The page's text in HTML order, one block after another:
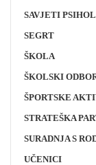
SAVJETI
SEGRT
ŠKOLA
ŠKOLSKI
ŠPORTSKE
STRATEŠKA
SURADNJA S
UČENICI